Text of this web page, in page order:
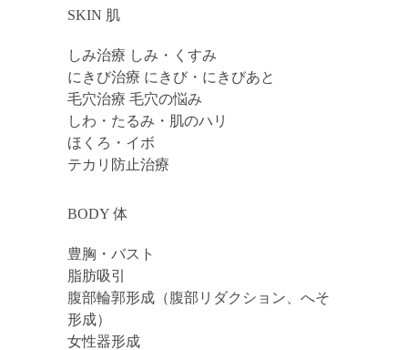
SKIN 肌
しみ治療 しみ・くすみ
にきび治療 にきび・にきびあと
毛穴治療 毛穴の悩み
しわ・たるみ・肌のハリ
ほくろ・イボ
テカリ防止治療
BODY 体
豊胸・バスト
脂肪吸引
腹部輪郭形成（腹部リダクション、へそ
形成）
女性器形成